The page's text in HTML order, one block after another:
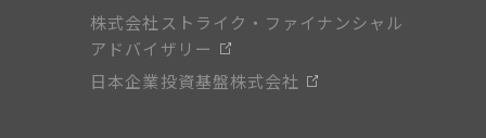
株式会社ストライク・ファイナンシャル
アドバイザリー
日本企業投資基盤株式会社